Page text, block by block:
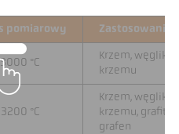
pomiarowy Zastosowanie
°C
Krzem, węglik
krzemu
°C
Krzem, węglik
krzemu, grafit,
grafen